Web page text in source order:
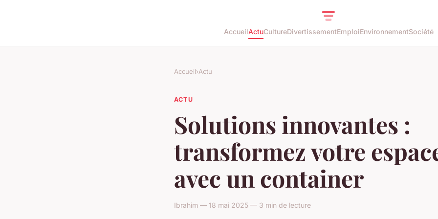
AccueilActuCultureDivertissementEmploiEnvironnementSociété
Accueil›Actu
ACTU
Solutions innovantes :
transformez votre
avec un container
Ibrahim — 18 mai 2025 — 3 min de lecture